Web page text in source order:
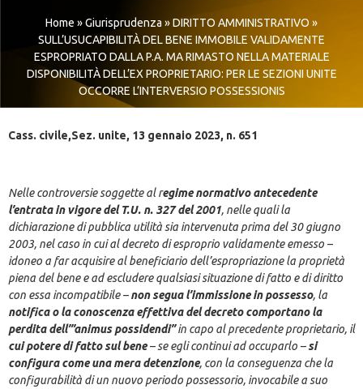
Home »Giurisprudenza»DIRITTO AMMINISTRATIVO »
SULL’USUCAPIBILITÀ DEL BENE IMMOBILE VALIDAMENTE
ESPROPRIATO DALLA P.A. MA RIMASTO NELLA MATERIALE
DISPONIBILITÀ DELL’EX PROPRIETARIO: PER LE SEZIONI UNITE
OCCORRE L’INTERVERSIO POSSESSIONIS
Cass. civile,Sez. unite, 13 gennaio 2023, n. 651
Nelle controversie soggette al regime normativo antecedente
l’entrata in vigore del T.U. n. 327 del 2001, nelle quali la
dichiarazione di pubblica utilità sia intervenuta prima del 30 giugno
2003, nel caso in cui al decreto di esproprio validamente emesso –
idoneo a far acquisire al beneficiario dell’espropriazione la proprietà
piena del bene e ad escludere qualsiasi situazione di fatto e di diritto
con essa incompatibile –non segua l’immissione in possesso, la
notifica o la conoscenza effettiva del decreto comportano la
perdita dell’”animus possidendi”in capo al precedente proprietario, il
cui potere di fatto sul bene– se egli continui ad occuparlo –si
configura come una mera detenzione, con la conseguenza che la
configurabilità di un nuovo periodo possessorio, invocabile a suo